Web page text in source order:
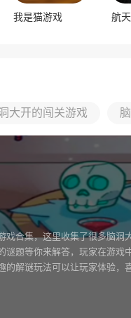
我是猫游戏
大开的闯关游戏
戏合集，这里收集了很多脑洞
谜题等你来解答，玩家在游戏
的解谜玩法可以让玩家体验，